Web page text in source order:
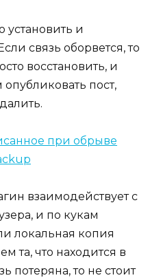
установить и
связь оборвется, то
восстановить, и
пост,
взаимодействует с
и по кукам
локальная копия
та, что находится в
потеряна, то не стоит